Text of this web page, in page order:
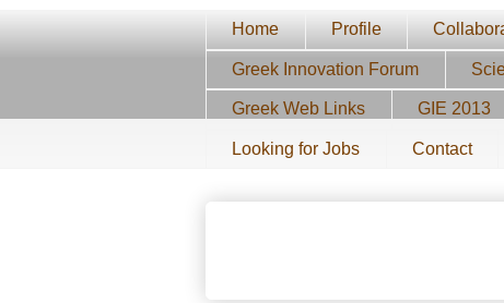
Home Profile
Greek Innovation Forum
Greek Web Links GIE 2013
Looking for Jobs Contact